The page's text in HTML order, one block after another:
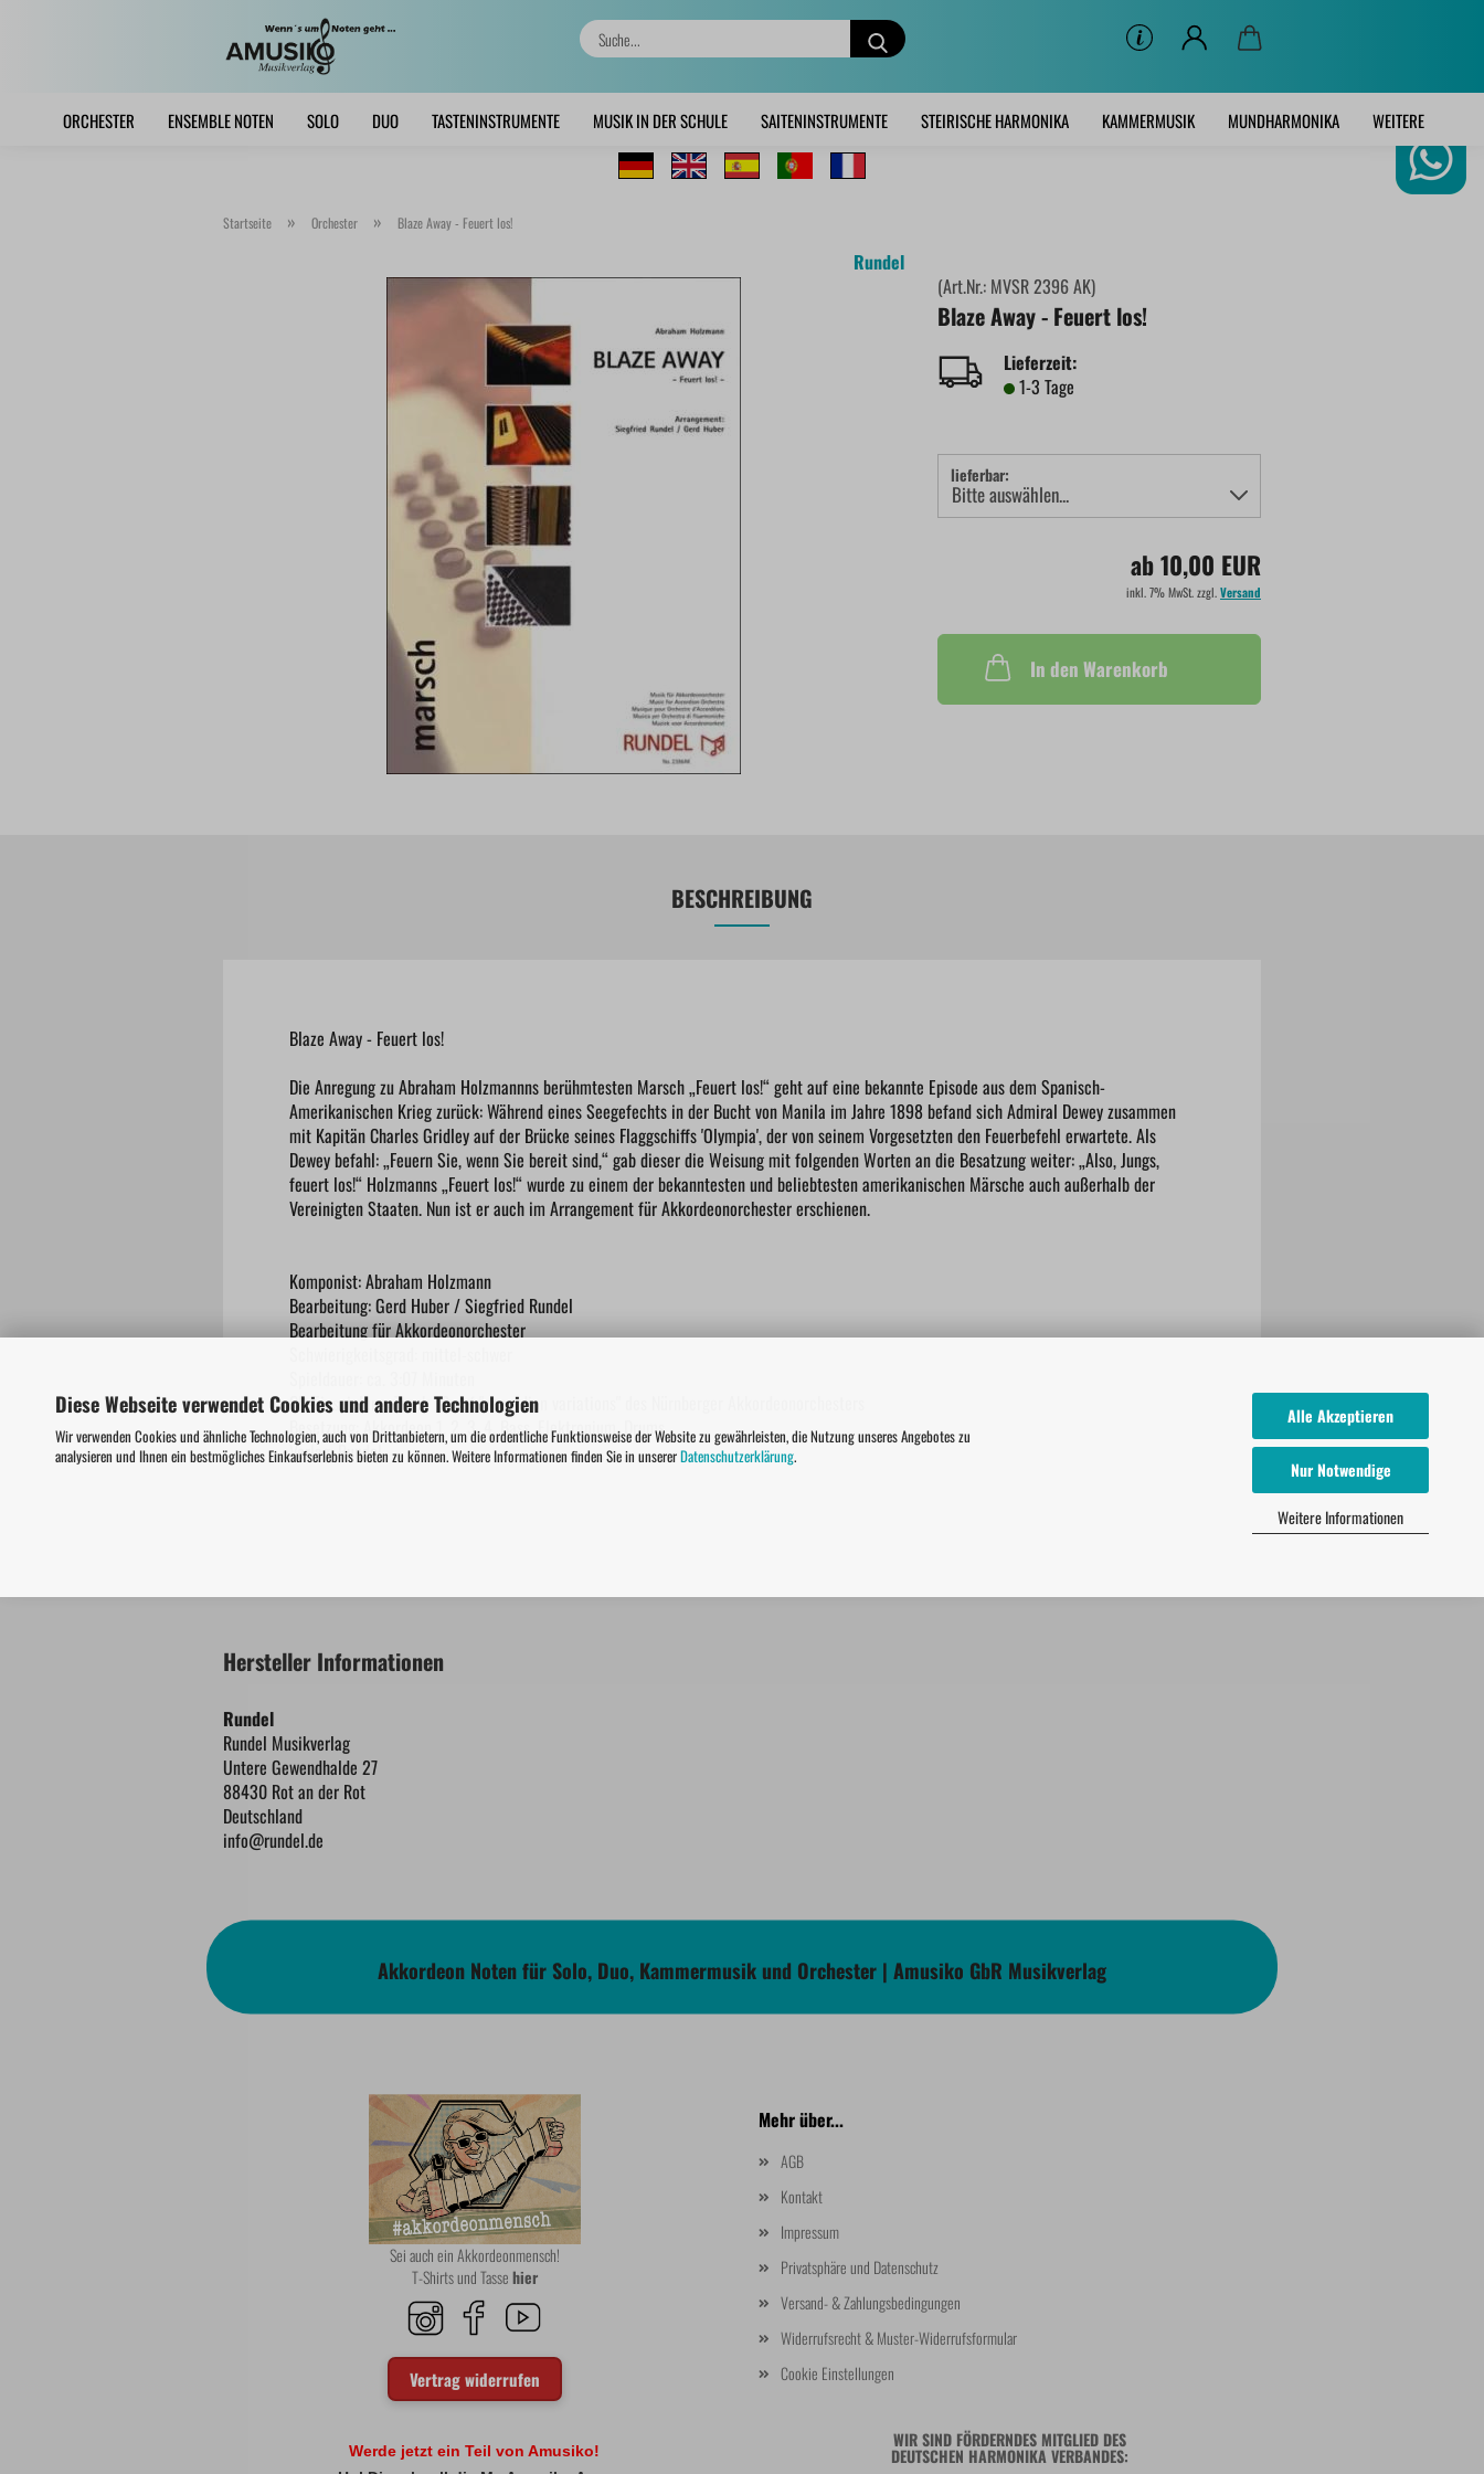
Diese Webseite verwendet Cookies und andere Technologien
Wir verwenden Cookies und ähnliche Technologien, auch von Drittanbietern, um die ordentliche Funktionsweise der Website zu gewährleisten, die Nutzung unseres Angebotes zu
analysieren und Ihnen ein bestmögliches Einkaufserlebnis bieten zu können. Weitere Informationen finden Sie in unsererDatenschutzerklärung.
Alle Akzeptieren
Nur Notwendige
Weitere Informationen
Suche...
ORCHESTER ENSEMBLE NOTEN SOLO DUO TASTENINSTRUMENTE MUSIK IN DER SCHULE SAITENINSTRUMENTE STEIRISCHE HARMONIKA KAMMERMUSIK MUNDHARMONIKA WEITERE
Startseite » Orchester » Blaze Away - Feuert los!
Rundel
(Art.Nr.: MVSR 2396 AK)
Blaze Away - Feuert los!
Lieferzeit:
1-3 Tage
lieferbar:
ab 10,00 EUR
inkl. 7% MwSt. zzgl.Versand
In den Warenkorb
BESCHREIBUNG
Blaze Away - Feuert los!
Die Anregung zu Abraham Holzmannns berühmtesten Marsch „Feuert los!“ geht auf eine bekannte Episode aus dem Spanisch-
Amerikanischen Krieg zurück: Während eines Seegefechts in der Bucht von Manila im Jahre 1898 befand sich Admiral Dewey zusammen
mit Kapitän Charles Gridley auf der Brücke seines Flaggschiffs 'Olympia', der von seinem Vorgesetzten den Feuerbefehl erwartete. Als
Dewey befahl: „Feuern Sie, wenn Sie bereit sind,“ gab dieser die Weisung mit folgenden Worten an die Besatzung weiter: „Also, Jungs,
feuert los!“ Holzmanns „Feuert los!“ wurde zu einem der bekanntesten und beliebtesten amerikanischen Märsche auch außerhalb der
Vereinigten Staaten. Nun ist er auch im Arrangement für Akkordeonorchester erschienen.
Komponist: Abraham Holzmann
Bearbeitung: Gerd Huber / Siegfried Rundel
Bearbeitung für Akkordeonorchester
CD-Einspielung: Track 16 auf "accordion variations" des Nürnberger Akkordeonorchesters
Besetzung: Akkordeon 1, 2, 3, 4, Bass, Elektronium, Drums
Verlag: Rundel
Hersteller Informationen
Rundel
Rundel Musikverlag
Untere Gewendhalde 27
88430 Rot an der Rot
Deutschland
info@rundel.de
Akkordeon Noten für Solo, Duo, Kammermusik und Orchester | Amusiko GbR Musikverlag
Sei auch ein Akkordeonmensch!
T-Shirts und Tassehier
Vertrag widerrufen
Mehr über...
AGB
Kontakt
Impressum
Privatsphäre und Datenschutz
Versand- & Zahlungsbedingungen
Widerrufsrecht & Muster-Widerrufsformular
Cookie Einstellungen
Werde jetzt ein Teil von Amusiko!
WIR SIND FÖRDERNDES MITGLIED DES
DEUTSCHEN HARMONIKA VERBANDES: